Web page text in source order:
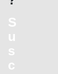
S
u
s
c